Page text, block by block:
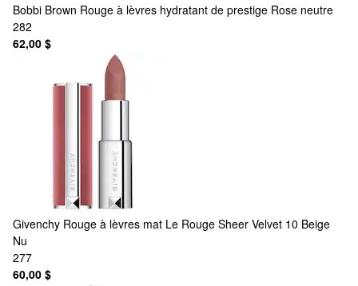
Bobbi Brown Rouge à lèvres hydratant de prestige Rose neutre
282
62,00 $
Givenchy Rouge à lèvres mat Le Rouge Sheer Velvet 10 Beige
Nu
277
60,00 $